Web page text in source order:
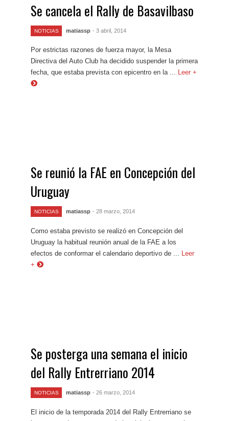
Se cancela el Rally de Basavilbaso
NOTICIAS matiassp - 3 abril, 2014
Por estrictas razones de fuerza mayor, la Mesa
Directiva del Auto Club ha decidido suspender la primera
fecha, que estaba prevista con epicentro en la ... Leer +
Se reunió la FAE en Concepción del
Uruguay
NOTICIAS matiassp - 28 marzo, 2014
Como estaba previsto se realizó en Concepción del
Uruguay la habitual reunión anual de la FAE a los
efectos de conformar el calendario deportivo de ... Leer
+
Se posterga una semana el inicio
del Rally Entrerriano 2014
NOTICIAS matiassp - 26 marzo, 2014
El inicio de la temporada 2014 del Rally Entrerriano se